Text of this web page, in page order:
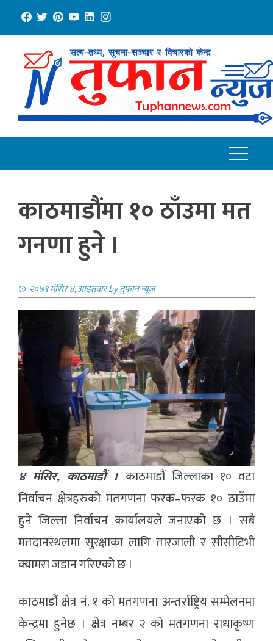
content
काठमाडौंमा १० ठाँउमा मत
गनणा हुने ।
२०७९ मंसिर ४, आइतवारbyतुफान न्यूज
४ मंसिर, काठमाडौं । काठमाडौं जिल्लाका १० वटा
निर्वाचन क्षेत्रहरुको मतगणना फरक–फरक १० ठाउँमा
हुने जिल्ला निर्वाचन कार्यालयले जनाएको छ । सबै
मतदानस्थलमा सुरक्षाका लागि तारजाली र सीसीटिभी
क्यामरा जडान गरिएको छ ।
काठमाडौं क्षेत्र नं. १ को मतगणना अन्तर्राष्ट्रिय सम्मेलनमा
केन्द्रमा हुनेछ । क्षेत्र नम्बर २ को मतगणना राधाकृष्ण